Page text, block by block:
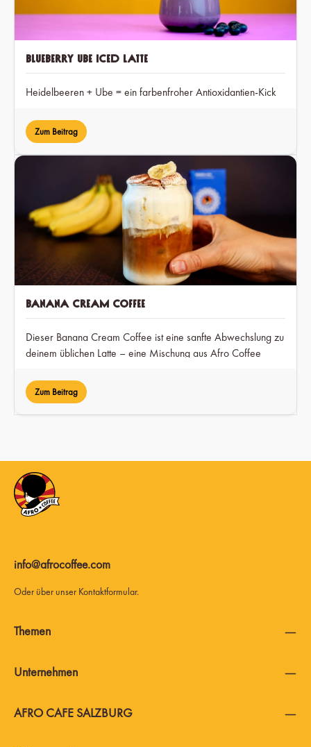
Blueberry Ube Iced Latte
Heidelbeeren + Ube = ein farbenfroher Antioxidantien-Kick
Zum Beitrag
Banana Cream Coffee
Dieser Banana Cream Coffee ist eine sanfte Abwechslung zu
deinem üblichen Latte – eine Mischung aus Afro Coffee
einem traumhaften Genuss wird, den du zu jeder Tageszeit
genießen kannst.
Zum Beitrag
info@afrocoffee.com
Oder über unser Kontaktformular.
AFRO CAFE SALZBURG
Themen
Unternehmen